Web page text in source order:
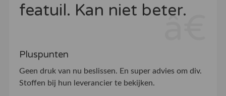
featuil. Kan niet beter.
Pluspunten
Geen druk van nu beslissen. En super advies om div.
Stoffen bij hun leverancier te bekijken.